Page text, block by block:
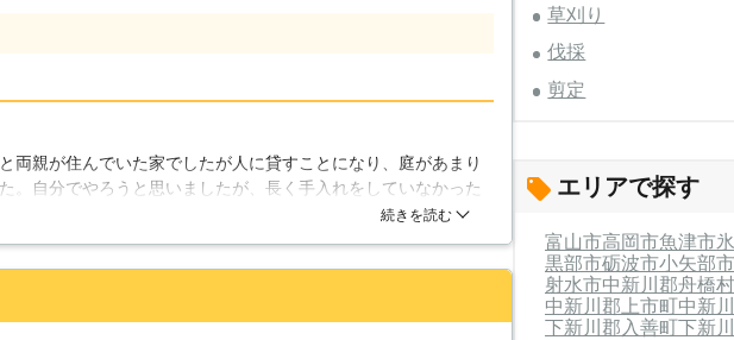
もちろんの事、枝打ちや高所剪定などお客様のニーズに合わせた
をお持ちの多くの方が、お庭に対する理想をお持ちだと思いま
現実には日々の生活が忙しすぎて満足にお庭の手入れができず、
さん生えてしまい困っている、という方もたくさんいらっしゃる
雑草を放置しておくと害虫が大量発生する危険性があるなど、良
りません。そんな時こそ、（株）なかの林業が皆様に代わり草刈
両親が住んでいた家でしたが人に貸すことになり、庭があまり
。自分でやろうと思いましたが、長く手入れをしていなかった
をすることにしました。確かに安い金額ではありませんでした
続きを読む
草刈り
伐採
剪定
エリアで探す
富山市高岡市魚津市
黒部市砺波市小矢部市
射水市中新川郡舟橋村
中新川郡上市町中新
下新川郡入善町下新